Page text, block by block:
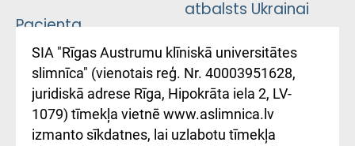
Pacienta
atsauksmju/sūdzību
iesniegšanas
kārtība
Kā pie mums nokļūt
atbalsts Ukrainai
Підтримка Східної
лікарні та співпраця з
Україною
SIA "Rīgas Austrumu klīniskā universitātes
slimnīca" (vienotais reģ. Nr. 40003951628,
juridiskā adrese Rīga, Hipokrāta iela 2, LV-
1079) tīmekļa vietnē www.aslimnica.lv
izmanto sīkdatnes, lai uzlabotu tīmekļa